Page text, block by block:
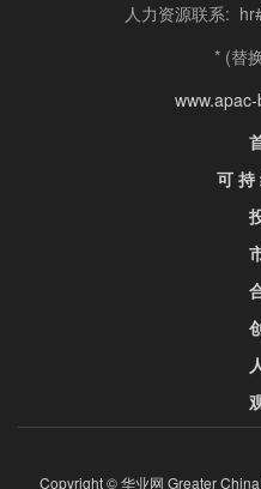
人力资源联系:
* (替
可 持
Copyright © 华业网 Greater